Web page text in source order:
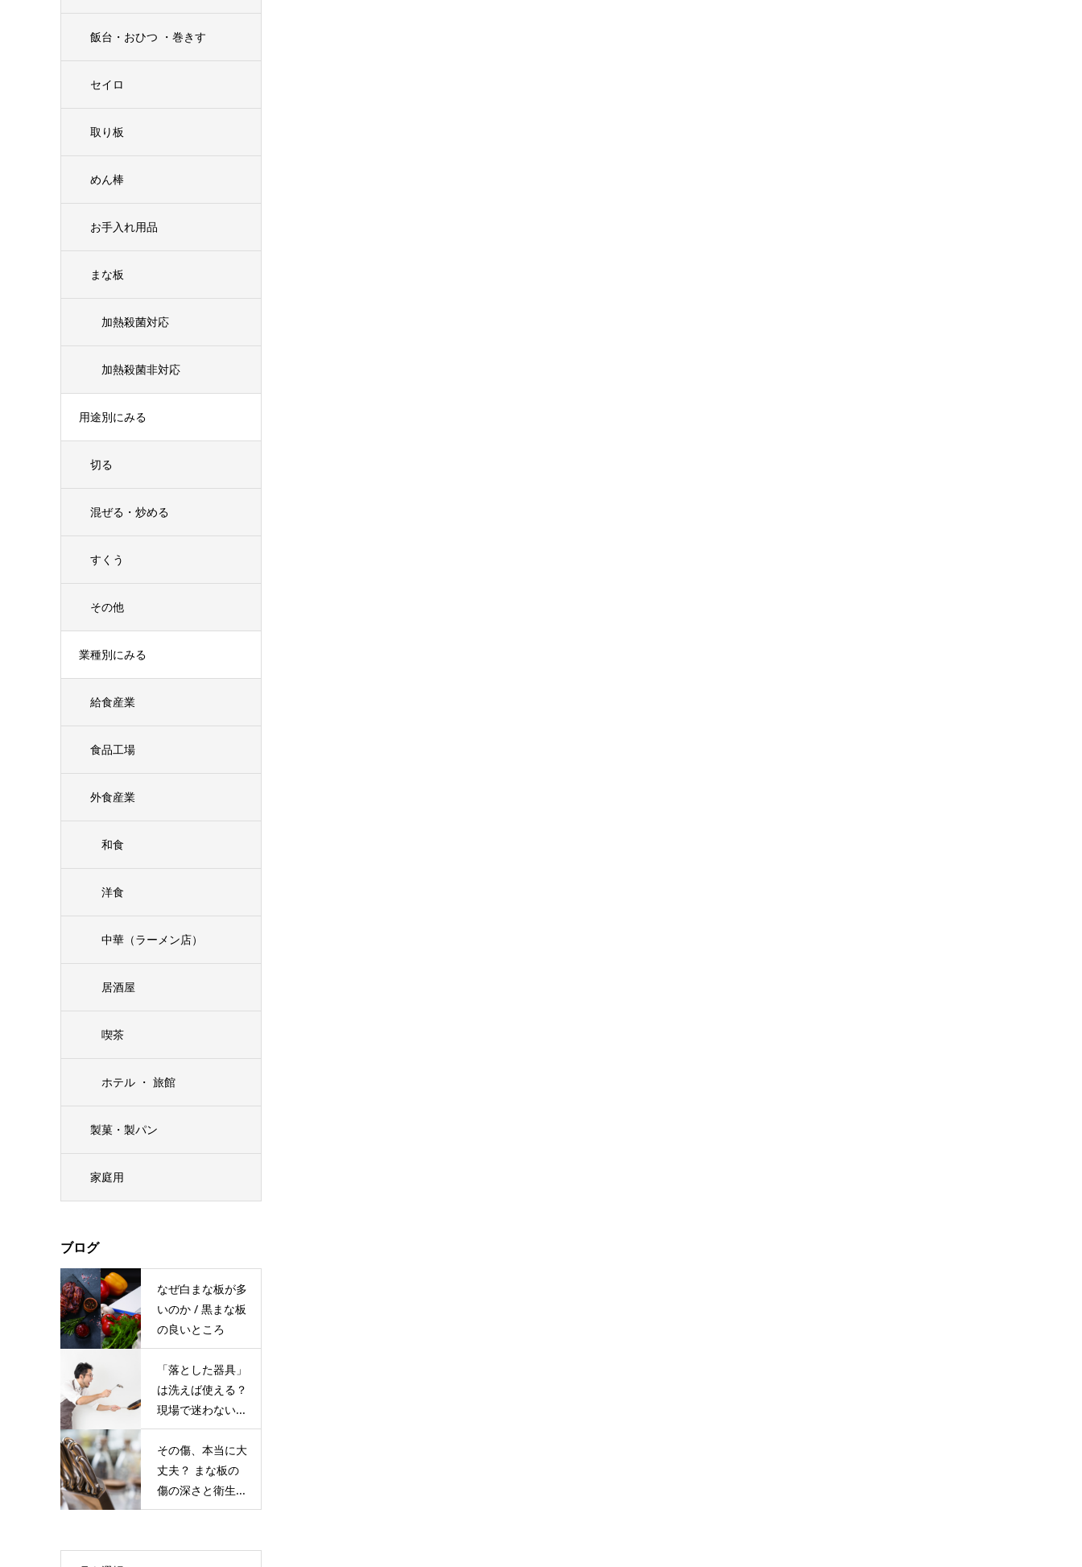
飯台・おひつ ・巻きす
セイロ
取り板
めん棒
お手入れ用品
まな板
加熱殺菌対応
加熱殺菌非対応
用途別にみる
切る
混ぜる・炒める
すくう
その他
業種別にみる
給食産業
食品工場
外食産業
和食
洋食
中華（ラーメン店）
居酒屋
喫茶
ホテル ・ 旅館
製菓・製パン
家庭用
ブログ
なぜ白まな板が多
いのか / 黒まな板
の良いところ
「落とした器具」
は洗えば使える？
現場で迷わない...
その傷、本当に⼤
丈夫？ まな板の
傷の深さと衛⽣...